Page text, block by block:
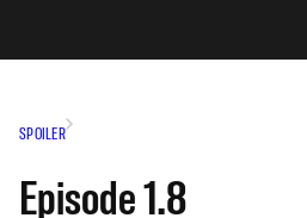
SPOILER
Episode 1.8